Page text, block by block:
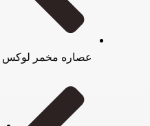
عصاره مخمر لوکس